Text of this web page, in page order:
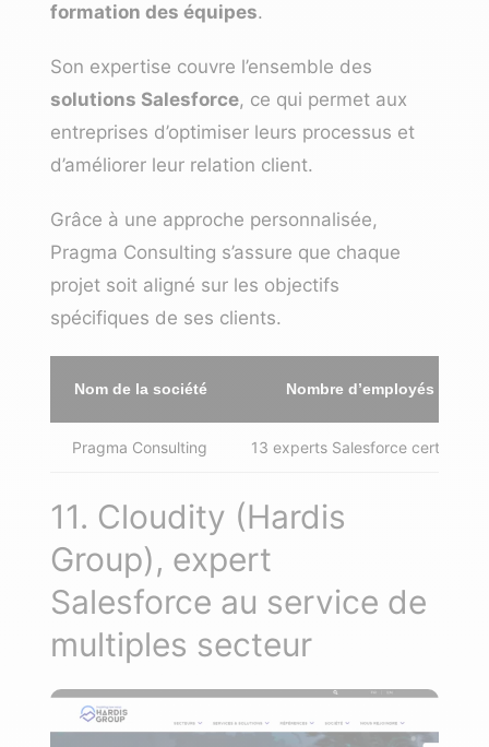
formation des équipes.
Son expertise couvre l’ensemble des
solutions Salesforce, ce qui permet aux
entreprises d’optimiser leurs processus et
d’améliorer leur relation client.
Grâce à une approche personnalisée,
Pragma Consulting s’assure que chaque
projet soit aligné sur les objectifs
spécifiques de ses clients.
Nom de la société Nombre d’employés
Pragma Consulting 13 experts Salesforce certifiés
11. Cloudity (Hardis
Group), expert
Salesforce au service de
multiples secteur